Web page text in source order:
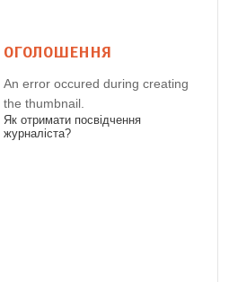
ОГОЛОШЕННЯ
An error occured during creating
the thumbnail.
Як отримати посвідчення
журналіста?